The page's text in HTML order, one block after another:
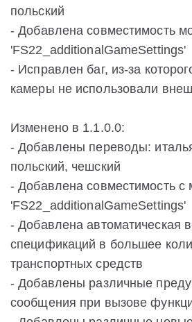
польский
- Добавлена совместимость
'FS22_additionalGameSettings'
- Исправлен баг, из-за
камеры не использовали
Изменено в 1.1.0.0:
- Добавлены переводы:
польский, чешский
- Добавлена совместимость с
'FS22_additionalGameSettings'
- Добавлена автоматическая
спецификаций в большее
транспортных средств
- Добавлены различные
сообщения при вызове